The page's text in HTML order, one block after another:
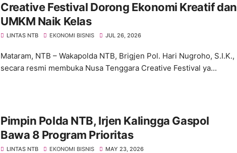
Creative Festival Dorong Ekonomi Kreatif dan
UMKM Naik Kelas
LINTAS NTB EKONOMI BISNIS JUL 26, 2026
Mataram, NTB – Wakapolda NTB, Brigjen Pol. Hari Nugroho, S.I.K.,
secara resmi membuka Nusa Tenggara Creative Festival ya...
Pimpin Polda NTB, Irjen Kalingga Gaspol
Bawa 8 Program Prioritas
LINTAS NTB EKONOMI BISNIS MAY 23, 2026